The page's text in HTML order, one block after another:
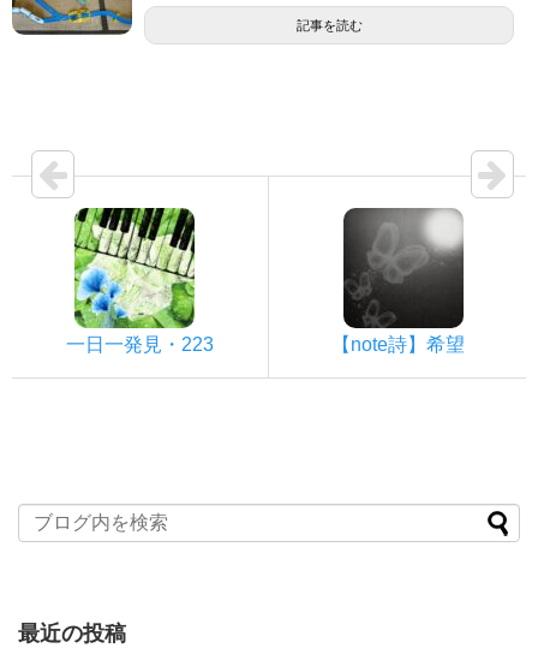
記事を読む
一日一発見・223 【note詩】希望
最近の投稿